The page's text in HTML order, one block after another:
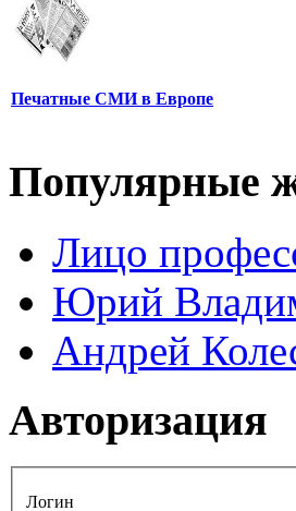
Печатные СМИ в Европе
Популярные
Лицо
Юрий
Андрей
Авторизация
Логин